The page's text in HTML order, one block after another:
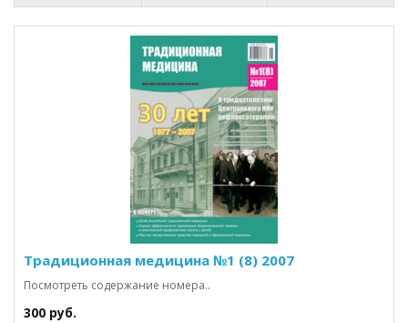
Традиционная медицина №1 (8) 2007
Посмотреть содержание номера..
300 руб.